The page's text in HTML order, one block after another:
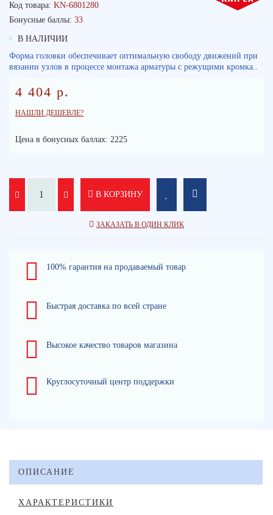
Код товара: KN-6801280
Бонусные баллы: 33
В НАЛИЧИИ
Форма головки обеспечивает оптимальную свободу движений при
вязании узлов в процессе монтажа арматуры с режущими кромка..
4 404 р.
НАШЛИ ДЕШЕВЛЕ?
Цена в бонусных баллах: 2225
В КОРЗИНУ
ЗАКАЗАТЬ В ОДИН КЛИК
100% гарантия на продаваемый товар
Быстрая доставка по всей стране
Высокое качество товаров магазина
Круглосуточный центр поддержки
ОПИСАНИЕ
ХАРАКТЕРИСТИКИ